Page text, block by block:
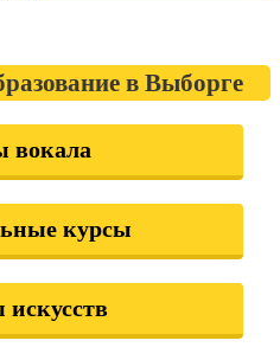
в Выборге
вокала
курсы